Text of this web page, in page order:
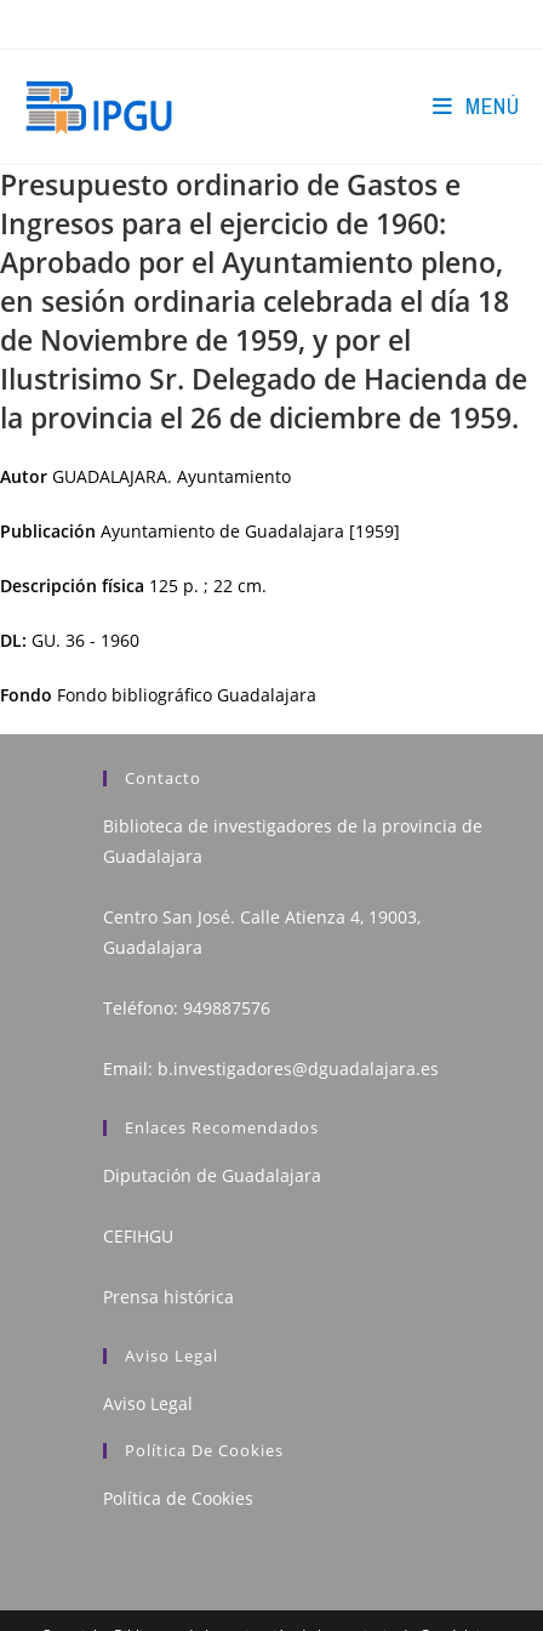
MENÚ
Presupuesto ordinario de Gastos e
Ingresos para el ejercicio de 1960:
Aprobado por el Ayuntamiento pleno,
en sesión ordinaria celebrada el día 18
de Noviembre de 1959, y por el
Ilustrisimo Sr. Delegado de Hacienda de
la provincia el 26 de diciembre de 1959.
Autor GUADALAJARA. Ayuntamiento
Publicación Ayuntamiento de Guadalajara [1959]
Descripción física 125 p. ; 22 cm.
DL: GU. 36 - 1960
Fondo Fondo bibliográfico Guadalajara
Contacto
Biblioteca de investigadores de la provincia de
Guadalajara
Centro San José. Calle Atienza 4, 19003,
Guadalajara
Teléfono: 949887576
Email: b.investigadores@dguadalajara.es
Enlaces Recomendados
Diputación de Guadalajara
CEFIHGU
Prensa histórica
Aviso Legal
Aviso Legal
Política De Cookies
Política de Cookies